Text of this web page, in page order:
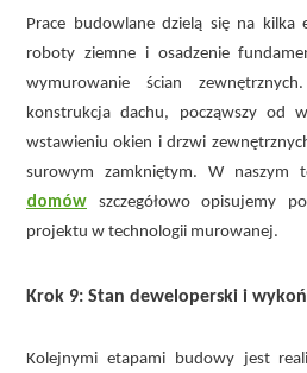
Prace budowlane dzielą się na
roboty ziemne i osadzenie
wymurowanie ścian
konstrukcja dachu, począwszy od
wstawieniu okien i drzwi
surowym zamkniętym. W naszym
domów
szczegółowo opisujemy
projektu w technologii murowanej.
Krok 9: Stan deweloperski i
Kolejnymi etapami budowy jest